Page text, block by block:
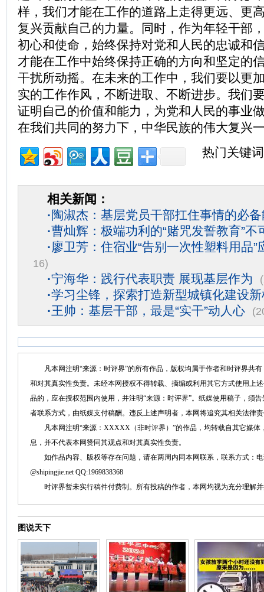
样，我们才能在工作的道路上走得更远、更
复兴贡献自己的力量。同时，作为年轻干部
初心和使命，始终保持对党和人民的忠诚和
才能在工作中始终保持正确的方向和坚定的
干扰所动摇。在未来的工作中，我们要以更
实的工作作风，不断进取、不断进步。我们
证明自己的价值和能力，为党和人民的事业
在我们共同的努力下，中华民族的伟大复兴
热门关键
相关新闻：
·陶淑杰：基层党员干部扛住事情的必
·曹灿辉：极端功利的“赌咒发誓教育”不
·廖卫芳：住宿业“告别一次性塑料用品”
16)
·宁海华：践行代表职责 展现基层作为
·学习尘锋，探索打造新型城镇化建设
·王帅：基层干部，最是“实干”动人心
凡本网注明“来源：时评界”的所有作品，版权均属于作者和时评界共有
和对其真实性负责。未经本网授权不得转载、摘编或利用其它方式使用上
品的，应在授权范围内使用，并注明“来源：时评界”。纸媒使用稿子，须
者联系方式，由纸媒支付稿酬。违反上述声明者，本网将追究其相关法律
凡本网注明“来源：XXXXX（非时评界）”的作品，均转载自其它媒体
息，并不代表本网赞同其观点和对其真实性负责。
如作品内容、版权等存在问题，请在两周内同本网联系，联系方式：电
@shipingjie.net QQ:1969838368
时评界暂未实行稿件付费制。所有投稿的作者，本网均视为充分理解并
图说天下